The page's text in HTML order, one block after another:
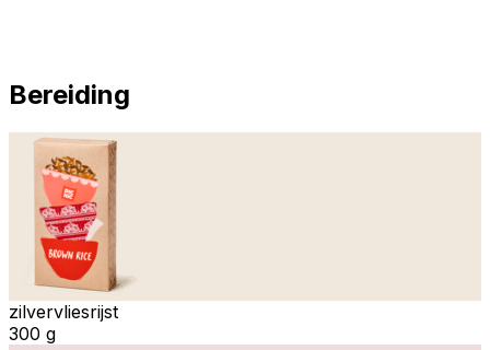
Bereiding
zilvervliesrijst
300 g